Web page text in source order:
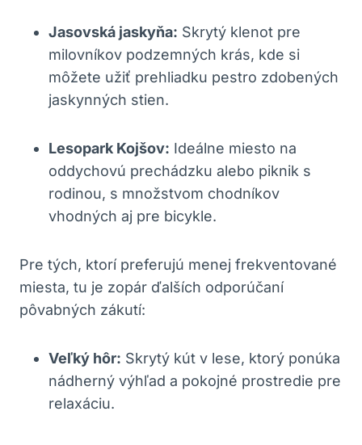
Jasovská jaskyňa: Skrytý klenot pre
milovníkov podzemných krás, kde si
môžete užiť prehliadku pestro zdobených
jaskynných stien.
Lesopark Kojšov: Ideálne miesto na
oddychovú prechádzku alebo piknik s
rodinou, s množstvom chodníkov
vhodných aj pre bicykle.
Pre tých, ktorí preferujú menej frekventované
miesta, tu je zopár ďalších odporúčaní
pôvabných zákutí:
Veľký hôr: Skrytý kút v lese, ktorý ponúka
nádherný výhľad a pokojné prostredie pre
relaxáciu.